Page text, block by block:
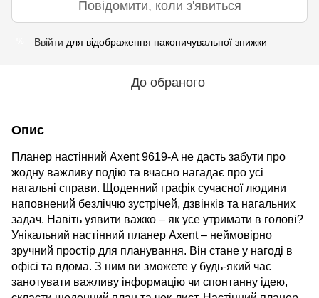
Повідомити, коли з'явиться
Ввійти для відображення накопичувальної знижки
До обраного
Опис
Планер настінний Axent 9619-A не дасть забути про
жодну важливу подію та вчасно нагадає про усі
нагальні справи. Щоденний графік сучасної людини
наповнений безліччю зустрічей, дзвінків та нагальних
задач. Навіть уявити важко – як усе утримати в голові?
Унікальний настінний планер Axent – неймовірно
зручний простір для планування. Він стане у нагоді в
офісі та вдома. З ним ви зможете у будь-який час
занотувати важливу інформацію чи спонтанну ідею,